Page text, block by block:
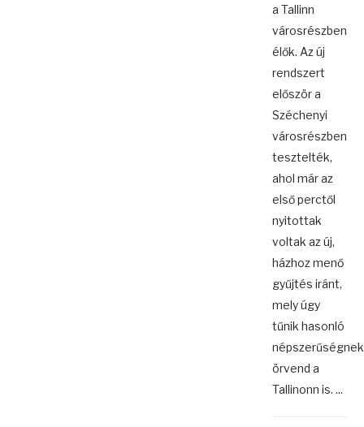
a Tallinn
városrészben
élők. Az új
rendszert
először a
Széchenyi
városrészben
tesztelték,
ahol már az
első perctől
nyitottak
voltak az új,
házhoz menő
gyűjtés iránt,
mely úgy
tűnik hasonló
népszerűségnek
örvend a
Tallinonn is. ...